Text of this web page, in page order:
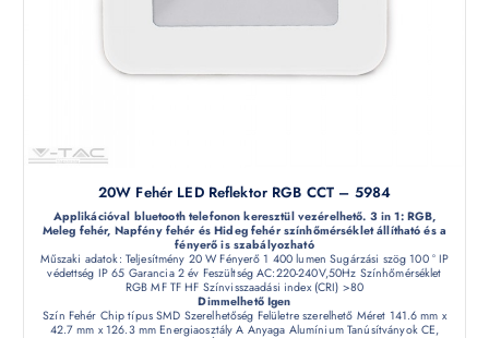
20W Fehér LED Reflektor RGB CCT – 5984
Applikációval bluetooth telefonon keresztül vezérelhető. 3 in 1: RGB,
Meleg fehér, Napfény fehér és Hideg fehér színhőmérséklet állítható és a
fényerő is szabályozható
Műszaki adatok: Teljesítmény 20 W Fényerő 1 400 lumen Sugárzási szög 100 ° IP
védettség IP 65 Garancia 2 év Feszültség AC:220-240V,50Hz Színhőmérséklet
RGB MF TF HF Színvisszaadási index (CRI) >80
Dimmelhető Igen
Szín Fehér Chip típus SMD Szerelhetőség Felületre szerelhető Méret 141.6 mm x
42.7 mm x 126.3 mm Energiaosztály A Anyaga Alumínium Tanúsítványok CE,